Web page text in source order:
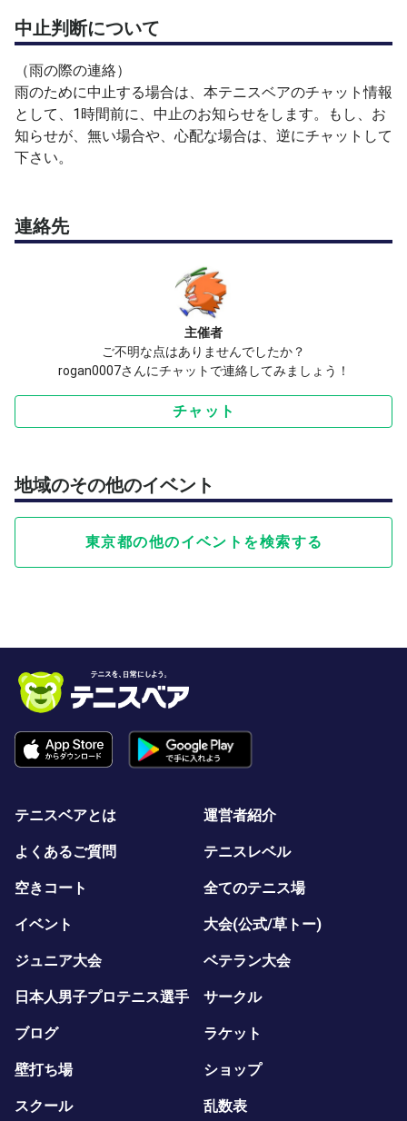
中止判断について
（雨の際の連絡）
雨のために中止する場合は、本テニスベアのチャット情報
として、1時間前に、中止のお知らせをします。もし、お
知らせが、無い場合や、心配な場合は、逆にチャットして
下さい。
連絡先
主催者
ご不明な点はありませんでしたか？
rogan0007さんにチャットで連絡してみましょう！
チャット
地域のその他のイベント
東京都の他のイベントを検索する
テニスベアとは 運営者紹介
よくあるご質問 テニスレベル
空きコート 全てのテニス場
イベント 大会(公式/草トー)
ジュニア大会 ベテラン大会
日本人男子プロテニス選手 サークル
ブログ ラケット
壁打ち場 ショップ
スクール 乱数表